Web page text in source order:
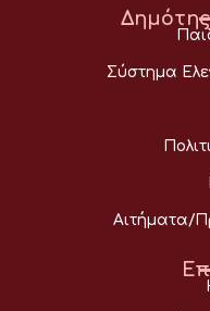
Σύστημα
Αιτήματα/